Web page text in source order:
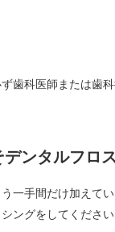
歯科医師または歯
ンタルフロス
一手間だけ加えて
ングをしてください